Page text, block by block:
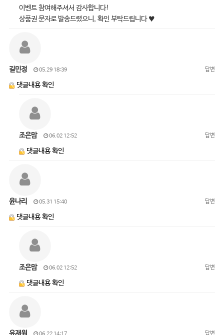
이벤트 참여해주셔서 감사합니다!
상품권 문자로 발송드렸으니, 확인 부탁드립니다 ♥
길민정 05.29 18:39 답변
댓글내용 확인
조은맘 06.02 12:52 답변
댓글내용 확인
윤나리 05.31 15:40 답변
댓글내용 확인
조은맘 06.02 12:52 답변
댓글내용 확인
답변